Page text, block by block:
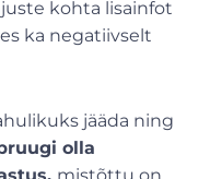
kohta lisainfot
ka negatiivselt
jääda ning
olla